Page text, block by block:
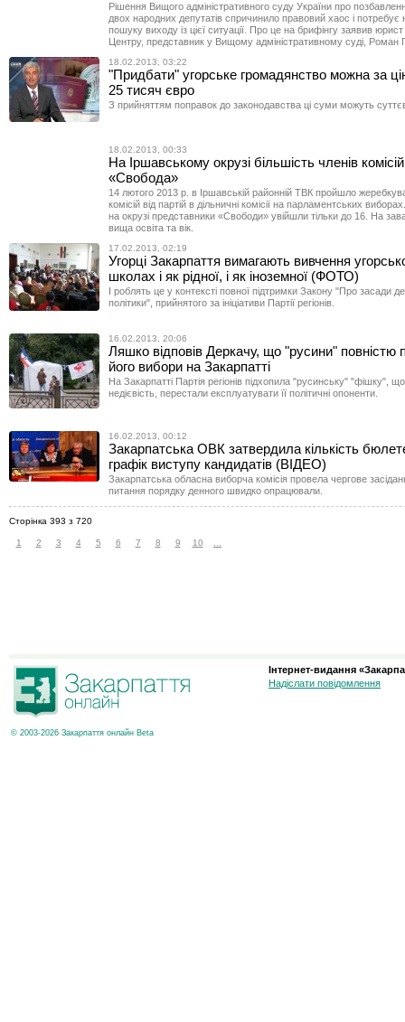
Рішення Вищого адміністративного суду України про
двох народних депутатів спричинило правовий хаос і потребує
пошуку виходу із цієї ситуації. Про це на брифінгу заявив
Центру, представник у Вищому адміністративному суді, Роман
18.02.2013, 03:22
"Придбати" угорське громадянство можна за
25 тисяч євро
З прийняттям поправок до законодавства ці суми можуть
18.02.2013, 00:33
На Іршавському окрузі більшість членів
«Свобода»
14 лютого 2013 р. в Іршавській районній ТВК пройшло
комісій від партій в дільничні комісії на парламентських
на окрузі представники «Свободи» увійшли тільки до 16. На
вища освіта та вік.
17.02.2013, 02:19
Угорці Закарпаття вимагають вивчення
школах і як рідної, і як іноземної (ФОТО)
І роблять це у контексті повної підтримки Закону "Про засади
політики", прийнятого за ініціативи Партії регіонів.
16.02.2013, 20:06
Ляшко відповів Деркачу, що "русини" повністю
його вибори на Закарпатті
На Закарпатті Партія регіонів підхопила "русинську" "фішку", що
недієвість, перестали експлуатувати її політичні опоненти.
16.02.2013, 00:12
Закарпатська ОВК затвердила кількість
графік виступу кандидатів (ВІДЕО)
Закарпатська обласна виборча комісія провела чергове
питання порядку денного швидко опрацювали.
Сторінка 393 з 720
1 2 3 4 5 6 7 8 9 10
© 2003-2026 Закарпаття онлайн Beta
Інтернет-видання
Надіслати повідомлення